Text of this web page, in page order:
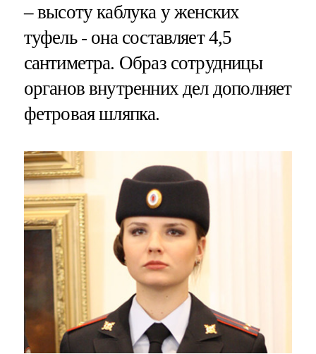
– высоту каблука у женских
туфель - она составляет 4,5
сантиметра. Образ сотрудницы
органов внутренних дел дополняет
фетровая шляпка.